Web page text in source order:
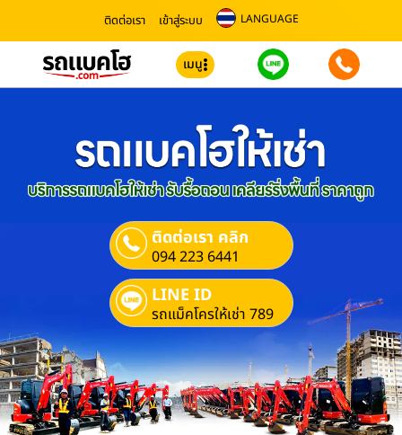
ติดต่อเรา เข้าสู่ระบบ LANGUAGE
เมนู
ติดต่อเรา คลิก
094 223 6441
LINE ID
รถแม็คโครให้เช่า 789